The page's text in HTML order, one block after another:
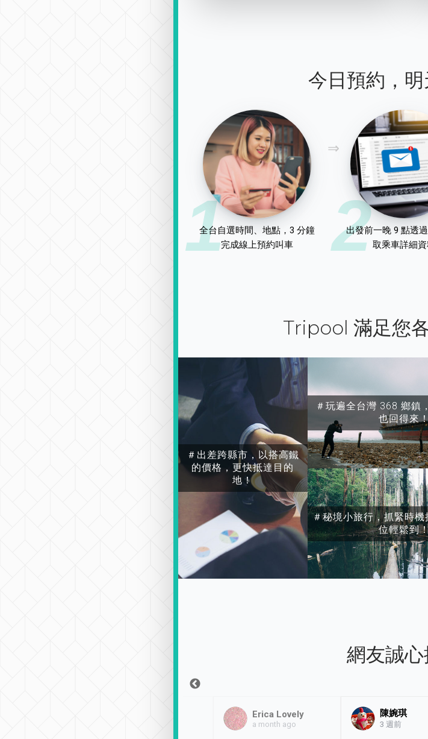
今日預約，明
1
全台自選時間、地點，3 分鐘
完成線上預約叫車
2
出發前一晚 9 點透
取乘車詳細
Tripool 滿足您
＃出差跨縣市，以搭高鐵
的價格，更快抵達目的
地！
＃玩遍全台灣 368 鄉鎮
也回得來
＃秘境小旅行，抓緊時
位輕鬆到
網友誠
Erica Lovely
a month ago
陳婉琪
3 週前